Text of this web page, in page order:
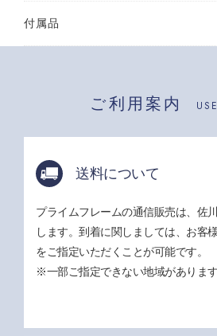
付属品
ご利用案内
送料について
プライムフレームの通信販売は、佐
します。到着に関しましては、お客
をご指定いただくことが可能です。
※一部ご指定できない地域があります